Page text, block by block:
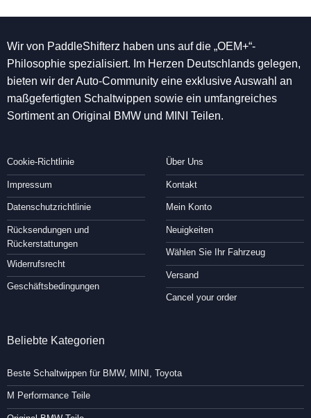
Wir von PaddleShifterz haben uns auf die „OEM+“-
Philosophie spezialisiert. Im Herzen Deutschlands gelegen,
bieten wir der Auto-Community eine exklusive Auswahl an
maßgefertigten Schaltwippen sowie ein umfangreiches
Sortiment an Original BMW und MINI Teilen.
Cookie-Richtlinie
Impressum
Datenschutzrichtlinie
Rücksendungen und
Rückerstattungen
Widerrufsrecht
Geschäftsbedingungen
Über Uns
Kontakt
Mein Konto
Neuigkeiten
Wählen Sie Ihr Fahrzeug
Versand
Cancel your order
Beliebte Kategorien
Beste Schaltwippen für BMW, MINI, Toyota
M Performance Teile